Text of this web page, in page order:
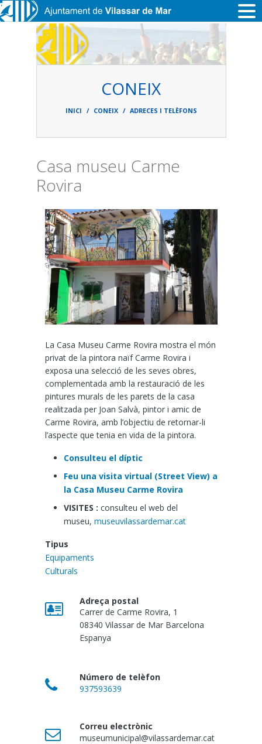
Vés al contingut
CONEIX
Fild'ariadna
INICI CONEIX ADRECES I TELÈFONS
Casa museu Carme
Rovira
La Casa Museu Carme Rovira mostra el món
privat de la pintora naïf Carme Rovira i
exposa una selecció de les seves obres,
complementada amb la restauració de les
pintures murals de les parets de la casa
realitzada per Joan Salvà, pintor i amic de
Carme Rovira, amb l’objectiu de retornar-li
l’aspecte que tenia en vida de la pintora.
Consulteu el díptic
Feu una visita virtual (Street View) a
la Casa Museu Carme Rovira
VISITES : consulteu el web del
museu, museuvilassardemar.cat
Tipus
Equipaments
Culturals
Adreça postal
Carrer de Carme Rovira, 1
08340 Vilassar de Mar Barcelona
Espanya
Número de telèfon
937593639
Correu electrònic
museumunicipal@vilassardemar.cat